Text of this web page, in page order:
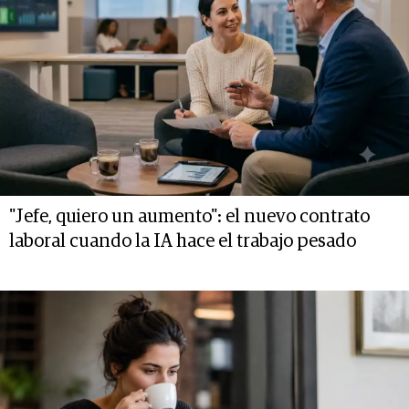
"Jefe, quiero un aumento": el nuevo contrato
laboral cuando la IA hace el trabajo pesado